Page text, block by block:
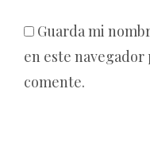
Guarda mi
en este navegador
comente.